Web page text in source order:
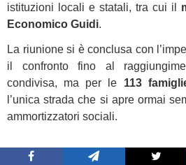
istituzioni locali e statali, tra cui il
Economico Guidi.
La riunione si è conclusa con
il confronto fino al
condivisa, ma per le 113
l’unica strada che si apre ormai
ammortizzatori sociali.